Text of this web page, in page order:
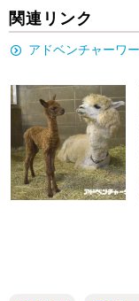
関連リンク
アドベンチャーワ